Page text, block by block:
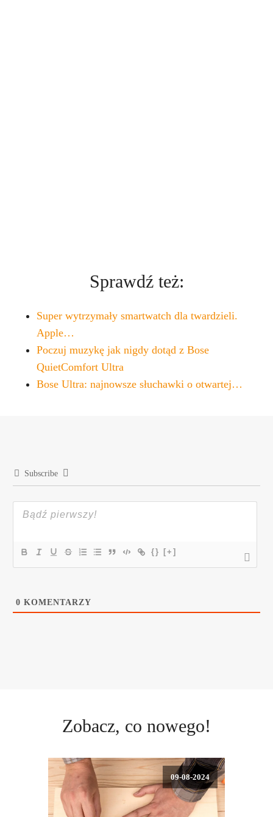
Sprawdź też:
Super wytrzymały smartwatch dla twardzieli.
Apple…
Poczuj muzykę jak nigdy dotąd z Bose
QuietComfort Ultra
Bose Ultra: najnowsze słuchawki o otwartej…
Subscribe
{} [+]
0 KOMENTARZY
Zobacz, co nowego!
09-08-2024